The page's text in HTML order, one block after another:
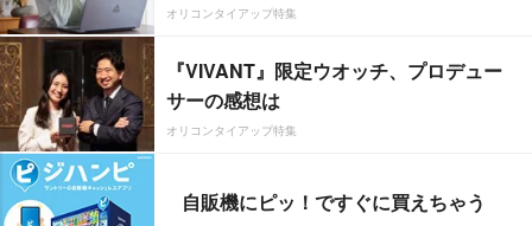
オリコンタイアップ特集
『VIVANT』限定ウオッチ、プロデュー
サーの感想は
オリコンタイアップ特集
自販機にピッ！ですぐに買えちゃう